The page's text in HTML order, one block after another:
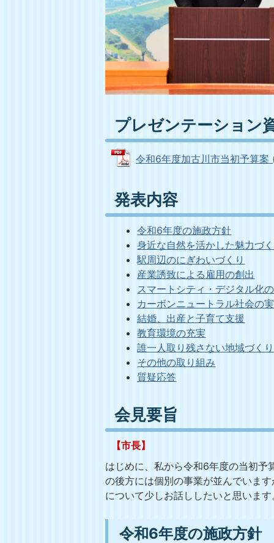
プレゼンテーション
令和6年度加古川市当初予算案
発表内容
令和6年度の施政方針
身近な自然を活かした魅力づく
駅周辺のにぎわいづくり
産業誘致による雇用の創出
スマートシティ・デジタル化
カーボンニュートラル社会の
結婚、出産と子育て支援
教育環境の充実
誰一人取り残さない地域づくり
その他の取り組み
質疑応答
会見要旨
【市長】
はじめに、私から令和6年度の当初予
の後方には個別の事業が並んでいま
について少しお話ししたいと思います
令和6年度の施政方針